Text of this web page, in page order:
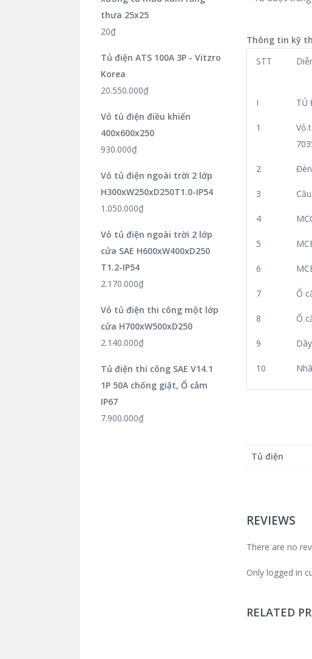
Thông tin kỹ
STT
I TỦ
1
Vỏ
2
3
4
5
6
7 Ổ
8 Ổ
9
10
Tủ điện
REVIEWS
There are no
Only logged in
RELATED
thưa 25x25
20₫
Tủ điện ATS 100A 3P - Vitzro
Korea
20.550.000₫
Vỏ tủ điện điều khiển
400x600x250
930.000₫
Vỏ tủ điện ngoài trời 2 lớp
H300xW250xD250T1.0-IP54
1.050.000₫
Vỏ tủ điện ngoài trời 2 lớp
cửa SAE H600xW400xD250
T1.2-IP54
2.170.000₫
Vỏ tủ điện thi công một lớp
cửa H700xW500xD250
2.140.000₫
Tủ điện thi công SAE V14.1
1P 50A chống giật, Ổ cắm
IP67
7.900.000₫